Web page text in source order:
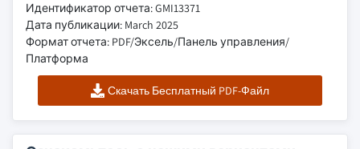
Идентификатор отчета: GMI13371
Дата публикации: March 2025
Формат отчета: PDF/Эксель/Панель управления/
Платформа
Скачать Бесплатный PDF-Файл